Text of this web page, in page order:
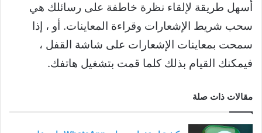
أسهل طريقة لإلقاء نظرة خاطفة على رسائلك هي
سحب شريط الإشعارات وقراءة المعاينات. أو ، إذا
سمحت بمعاينات الإشعارات على شاشة القفل ،
فيمكنك القيام بذلك كلما قمت بتشغيل هاتفك.
مقالات ذات صلة